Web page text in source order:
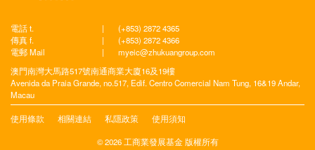
電話 t. |
(+853) 2872 4365
傳真 f.
|
(+853) 2872 4366
電郵 Mail
|
myeic@zhukuangroup.com
澳門南灣大馬路517號南通商業大廈16及19樓
Avenida da Praia Grande, no.517, Edif. Centro Comercial Nam Tung, 16&19 Andar,
Macau
使用條款 相關連結 私隱政策 使用須知
© 2026 工商業發展基金 版權所有